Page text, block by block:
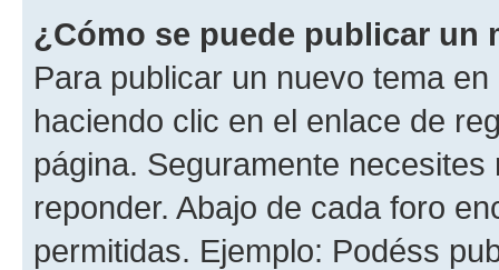
¿Cómo se puede publicar un
Para publicar un nuevo tema
haciendo clic en el enlace de
página. Seguramente
reponder. Abajo de cada foro
permitidas. Ejemplo: Podéss